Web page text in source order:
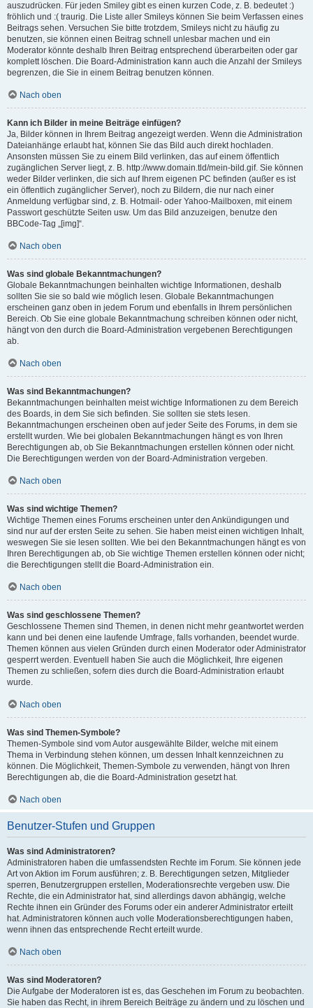
auszudrücken. Für jeden Smiley gibt es einen kurzen Code, z. B. bedeutet :)
fröhlich und :( traurig. Die Liste aller Smileys können Sie beim Verfassen eines
Beitrags sehen. Versuchen Sie bitte trotzdem, Smileys nicht zu häufig zu
benutzen, sie können einen Beitrag schnell unlesbar machen und ein
Moderator könnte deshalb Ihren Beitrag entsprechend überarbeiten oder gar
komplett löschen. Die Board-Administration kann auch die Anzahl der Smileys
begrenzen, die Sie in einem Beitrag benutzen können.
Nach oben
Kann ich Bilder in meine Beiträge einfügen?
Ja, Bilder können in Ihrem Beitrag angezeigt werden. Wenn die Administration
Dateianhänge erlaubt hat, können Sie das Bild auch direkt hochladen.
Ansonsten müssen Sie zu einem Bild verlinken, das auf einem öffentlich
zugänglichen Server liegt, z. B. http://www.domain.tld/mein-bild.gif. Sie können
weder Bilder verlinken, die sich auf Ihrem eigenen PC befinden (außer es ist
ein öffentlich zugänglicher Server), noch zu Bildern, die nur nach einer
Anmeldung verfügbar sind, z. B. Hotmail- oder Yahoo-Mailboxen, mit einem
Passwort geschützte Seiten usw. Um das Bild anzuzeigen, benutze den
BBCode-Tag „[img]“.
Nach oben
Was sind globale Bekanntmachungen?
Globale Bekanntmachungen beinhalten wichtige Informationen, deshalb
sollten Sie sie so bald wie möglich lesen. Globale Bekanntmachungen
erscheinen ganz oben in jedem Forum und ebenfalls in Ihrem persönlichen
Bereich. Ob Sie eine globale Bekanntmachung schreiben können oder nicht,
hängt von den durch die Board-Administration vergebenen Berechtigungen
ab.
Nach oben
Was sind Bekanntmachungen?
Bekanntmachungen beinhalten meist wichtige Informationen zu dem Bereich
des Boards, in dem Sie sich befinden. Sie sollten sie stets lesen.
Bekanntmachungen erscheinen oben auf jeder Seite des Forums, in dem sie
erstellt wurden. Wie bei globalen Bekanntmachungen hängt es von Ihren
Berechtigungen ab, ob Sie Bekanntmachungen erstellen können oder nicht.
Die Berechtigungen werden von der Board-Administration vergeben.
Nach oben
Was sind wichtige Themen?
Wichtige Themen eines Forums erscheinen unter den Ankündigungen und
sind nur auf der ersten Seite zu sehen. Sie haben meist einen wichtigen Inhalt,
weswegen Sie sie lesen sollten. Wie bei den Bekanntmachungen hängt es von
Ihren Berechtigungen ab, ob Sie wichtige Themen erstellen können oder nicht;
die Berechtigungen stellt die Board-Administration ein.
Nach oben
Was sind geschlossene Themen?
Geschlossene Themen sind Themen, in denen nicht mehr geantwortet werden
kann und bei denen eine laufende Umfrage, falls vorhanden, beendet wurde.
Themen können aus vielen Gründen durch einen Moderator oder Administrator
gesperrt werden. Eventuell haben Sie auch die Möglichkeit, Ihre eigenen
Themen zu schließen, sofern dies durch die Board-Administration erlaubt
wurde.
Nach oben
Was sind Themen-Symbole?
Themen-Symbole sind vom Autor ausgewählte Bilder, welche mit einem
Thema in Verbindung stehen können, um dessen Inhalt kennzeichnen zu
können. Die Möglichkeit, Themen-Symbole zu verwenden, hängt von Ihren
Berechtigungen ab, die die Board-Administration gesetzt hat.
Nach oben
Benutzer-Stufen und Gruppen
Was sind Administratoren?
Administratoren haben die umfassendsten Rechte im Forum. Sie können jede
Art von Aktion im Forum ausführen; z. B. Berechtigungen setzen, Mitglieder
sperren, Benutzergruppen erstellen, Moderationsrechte vergeben usw. Die
Rechte, die ein Administrator hat, sind allerdings davon abhängig, welche
Rechte ihnen ein Gründer des Forums oder ein anderer Administrator erteilt
hat. Administratoren können auch volle Moderationsberechtigungen haben,
wenn ihnen das entsprechende Recht erteilt wurde.
Nach oben
Was sind Moderatoren?
Die Aufgabe der Moderatoren ist es, das Geschehen im Forum zu beobachten.
Sie haben das Recht, in ihrem Bereich Beiträge zu ändern und zu löschen und